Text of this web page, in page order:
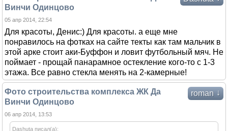
Винчи Одинцово
05 апр 2014, 22:54
Для красоты, Денис:) Для красоты. а еще мне
понравилось на фотках на сайте текты как там мальчик в
этой арке стоит аки-Буффон и ловит футбольный мяч. Не
поймает - прощай панарамное остекление кого-то с 1-3
этажа. Все равно стекла менять на 2-камерные!
roman ↓
Фото строительства комплекса ЖК Да
Винчи Одинцово
06 апр 2014, 13:53
Dashuta писал(а):